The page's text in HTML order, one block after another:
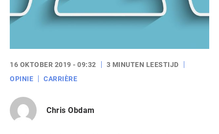
16 OKTOBER 2019 - 09:32
3 MINUTEN LEESTIJD
OPINIE
CARRIÈRE
Chris Obdam